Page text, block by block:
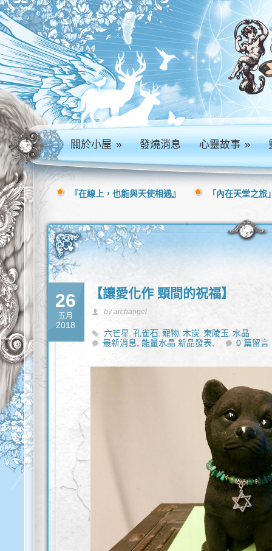
關於小屋» 發燒消息 心靈故事»
26
五月
2018
【讓愛化作 頸間的祝福】
by archangel
六芒星,孔雀石,寵物,木炭, 東陵玉,水晶
最新消息, 能量水晶 新品發表, 0 篇留言
『在線上，也能與天使相遇』 「內在天堂之